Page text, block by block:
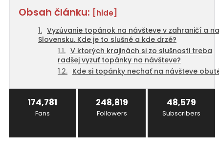
Obsah článku: [hide]
Vyzúvanie topánok na návšteve v zahraničí a na
Slovensku. Kde je to slušné a kde drzé?
V ktorých krajinách si zo slušnosti treba
radšej vyzuť topánky na návšteve?
Kde si topánky nechať na návšteve
174,781
Fans
248,819
Followers
48,579
Subscribers